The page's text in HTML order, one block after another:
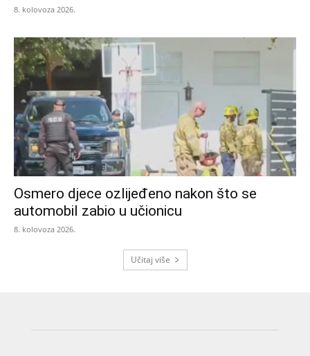
8. kolovoza 2026.
Osmero djece ozlijeđeno nakon što se
automobil zabio u učionicu
8. kolovoza 2026.
Učitaj više